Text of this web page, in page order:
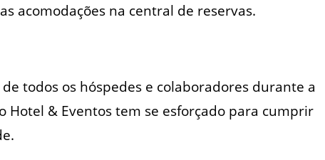
acomodações na central de reservas.
todos os hóspedes e colaboradores durante a
Hotel & Eventos tem se esforçado para cumprir